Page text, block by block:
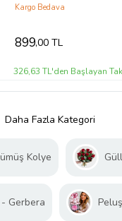
Kargo Bedava
899,00 TL
326,63 TL'den Başlayan
Daha Fazla Kategori
Kolye
Gerbera